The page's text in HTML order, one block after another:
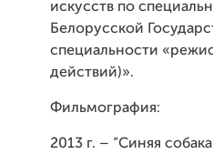
искусств по
Белорусской
специальности
действий)».
Фильмография:
2013 г. – “Синяя